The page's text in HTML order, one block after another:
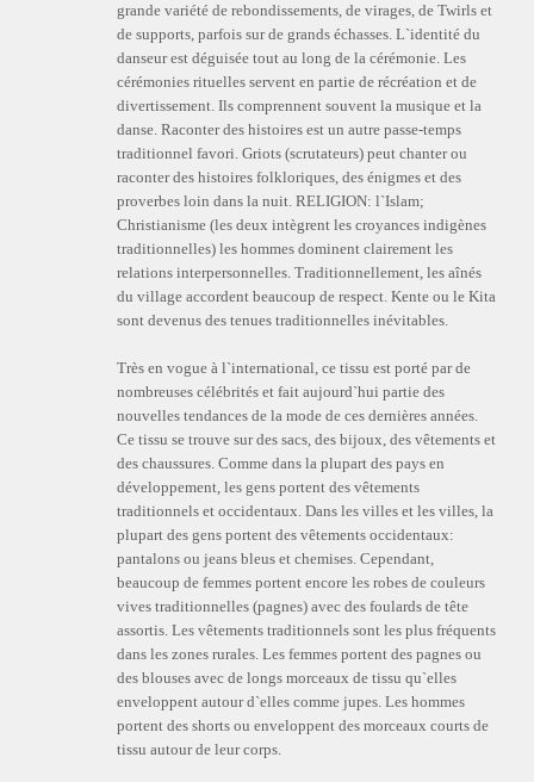
grande variété de rebondissements, de virages, de Twirls et
de supports, parfois sur de grands échasses. L`identité du
danseur est déguisée tout au long de la cérémonie. Les
cérémonies rituelles servent en partie de récréation et de
divertissement. Ils comprennent souvent la musique et la
danse. Raconter des histoires est un autre passe-temps
traditionnel favori. Griots (scrutateurs) peut chanter ou
raconter des histoires folkloriques, des énigmes et des
proverbes loin dans la nuit. RELIGION: l`Islam;
Christianisme (les deux intègrent les croyances indigènes
traditionnelles) les hommes dominent clairement les
relations interpersonnelles. Traditionnellement, les aînés
du village accordent beaucoup de respect. Kente ou le Kita
sont devenus des tenues traditionnelles inévitables.
Très en vogue à l`international, ce tissu est porté par de
nombreuses célébrités et fait aujourd`hui partie des
nouvelles tendances de la mode de ces dernières années.
Ce tissu se trouve sur des sacs, des bijoux, des vêtements et
des chaussures. Comme dans la plupart des pays en
développement, les gens portent des vêtements
traditionnels et occidentaux. Dans les villes et les villes, la
plupart des gens portent des vêtements occidentaux:
pantalons ou jeans bleus et chemises. Cependant,
beaucoup de femmes portent encore les robes de couleurs
vives traditionnelles (pagnes) avec des foulards de tête
assortis. Les vêtements traditionnels sont les plus fréquents
dans les zones rurales. Les femmes portent des pagnes ou
des blouses avec de longs morceaux de tissu qu`elles
enveloppent autour d`elles comme jupes. Les hommes
portent des shorts ou enveloppent des morceaux courts de
tissu autour de leur corps.